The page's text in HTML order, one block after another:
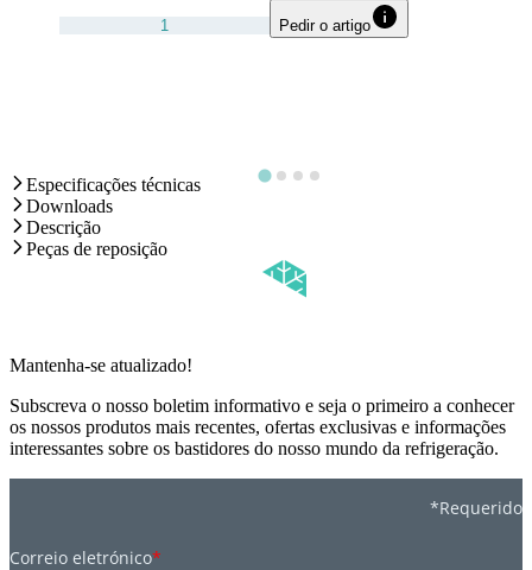
Pedir o artigo
Especificações técnicas
Downloads
Descrição
Peças de reposição
Mantenha-se atualizado!
Subscreva o nosso boletim informativo e seja o primeiro a conhecer
os nossos produtos mais recentes, ofertas exclusivas e informações
interessantes sobre os bastidores do nosso mundo da refrigeração.
*Requerido
Correio eletrónico*